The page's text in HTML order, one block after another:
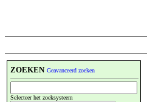
ZOEKEN Geavanceerd zoeken
Selecteer het zoeksysteem